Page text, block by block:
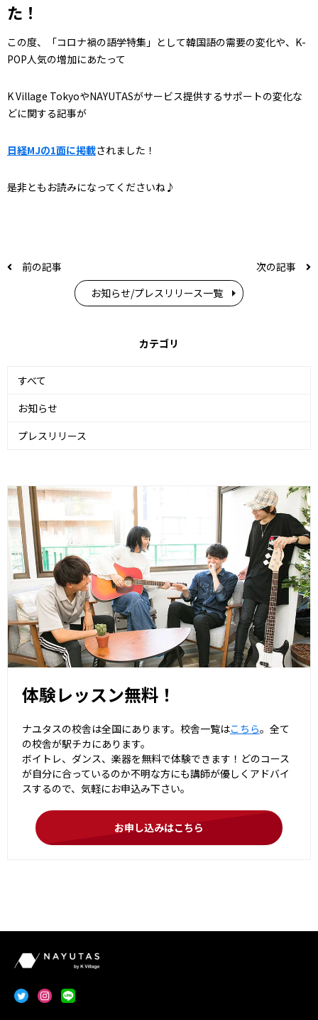
た！
この度、「コロナ禍の語学特集」として韓国語の需要の変化や、K-
POP人気の増加にあたって
K Village TokyoやNAYUTASがサービス提供するサポートの変化な
どに関する記事が
日経MJの1面に掲載されました！
是非ともお読みになってくださいね♪
前の記事
次の記事
お知らせ/プレスリリース一覧
カテゴリ
すべて
お知らせ
プレスリリース
体験レッスン無料！
ナユタスの校舎は全国にあります。校舎一覧はこちら。全て
の校舎が駅チカにあります。
ボイトレ、ダンス、楽器を無料で体験できます！どのコース
が自分に合っているのか不明な方にも講師が優しくアドバイ
スするので、気軽にお申込み下さい。
お申し込みはこちら